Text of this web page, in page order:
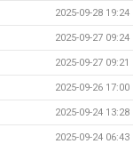
2025-09-28 19:24
2025-09-27 09:24
2025-09-27 09:21
2025-09-26 17:00
2025-09-24 13:28
2025-09-24 06:43